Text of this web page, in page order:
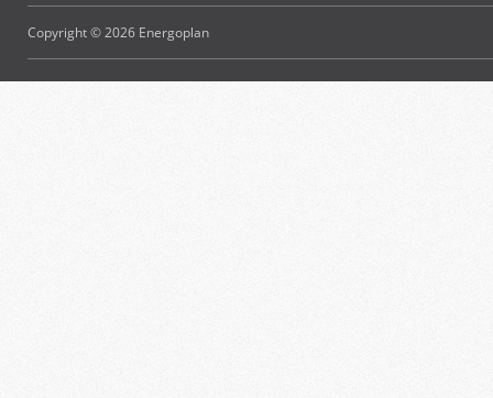
Copyright © 2026 Energoplan